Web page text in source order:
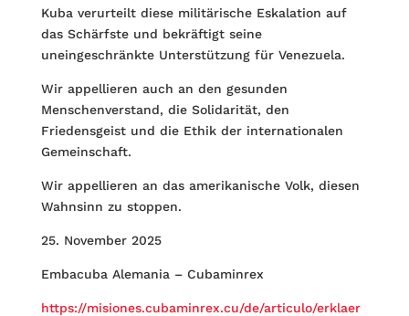
Kuba verurteilt diese militärische Eskalation auf
das Schärfste und bekräftigt seine
uneingeschränkte Unterstützung für Venezuela.
Wir appellieren auch an den gesunden
Menschenverstand, die Solidarität, den
Friedensgeist und die Ethik der internationalen
Gemeinschaft.
Wir appellieren an das amerikanische Volk, diesen
Wahnsinn zu stoppen.
25. November 2025
Embacuba Alemania – Cubaminrex
https://misiones.cubaminrex.cu/de/articulo/erklaer